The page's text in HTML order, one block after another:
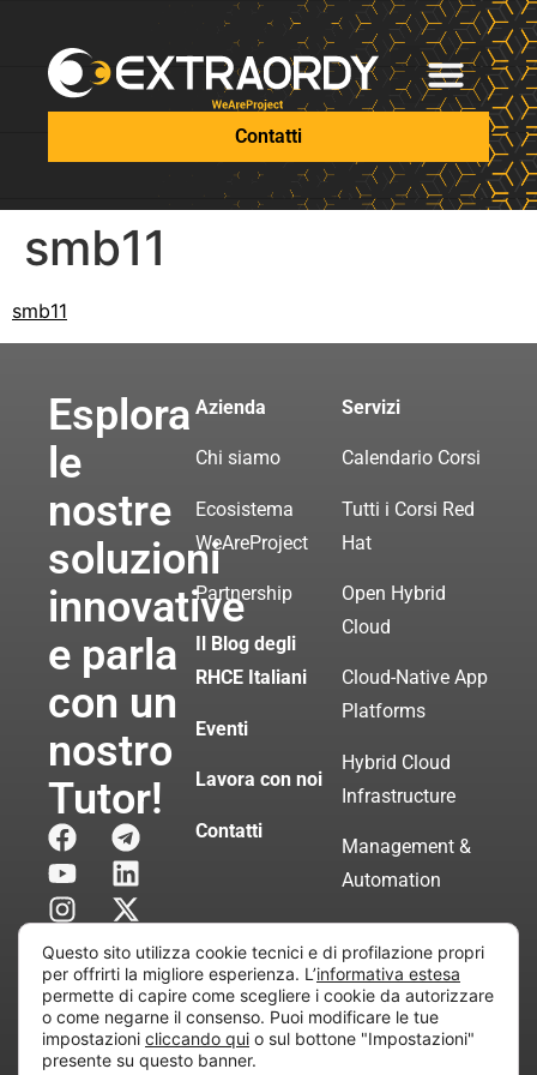
Contatti
smb11
smb11
Esplora
le
nostre
soluzioni
innovative
e parla
con un
nostro
Tutor!
Azienda
Chi siamo
Ecosistema
WeAreProject
Partnership
Il Blog degli
RHCE Italiani
Eventi
Lavora con noi
Contatti
Servizi
Calendario Corsi
Tutti i Corsi Red
Hat
Open Hybrid
Cloud
Cloud-Native App
Platforms
Hybrid Cloud
Infrastructure
Management &
Automation
Servizi di
Consulenza
Certificata
Questo sito utilizza cookie tecnici e di profilazione propri
per offrirti la migliore esperienza. L’informativa estesa
permette di capire come scegliere i cookie da autorizzare
o come negarne il consenso. Puoi modificare le tue
impostazioni cliccando qui o sul bottone "Impostazioni"
presente su questo banner.